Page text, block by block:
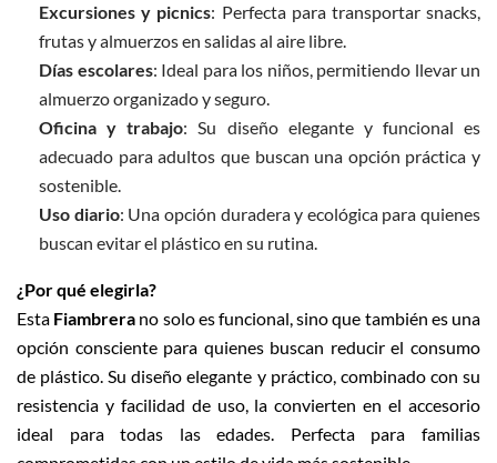
Excursiones y picnics: Perfecta para transportar snacks,
frutas y almuerzos en salidas al aire libre.
Días escolares: Ideal para los niños, permitiendo llevar un
almuerzo organizado y seguro.
Oficina y trabajo: Su diseño elegante y funcional es
adecuado para adultos que buscan una opción práctica y
sostenible.
Uso diario: Una opción duradera y ecológica para quienes
buscan evitar el plástico en su rutina.
¿Por qué elegirla?
Esta Fiambrera no solo es funcional, sino que también es una
opción consciente para quienes buscan reducir el consumo
de plástico. Su diseño elegante y práctico, combinado con su
resistencia y facilidad de uso, la convierten en el accesorio
ideal para todas las edades. Perfecta para familias